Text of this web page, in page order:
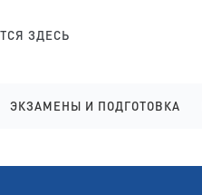
ЗДЕСЬ
ЭКЗАМЕНЫ И ПОДГОТОВКА